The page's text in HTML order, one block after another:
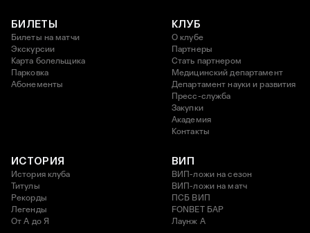
БИЛЕТЫ
Билеты на матчи
Экскурсии
Карта болельщика
Парковка
Абонементы
КЛУБ
О клубе
Партнеры
Стать партнером
Медицинский департамент
Департамент науки и развития
Пресс-служба
Закупки
Академия
Контакты
ИСТОРИЯ
История клуба
Титулы
Рекорды
Легенды
От А до Я
ВИП
ВИП-ложи на сезон
ВИП-ложи на матч
ПСБ ВИП
FONBET БАР
Лаунж A